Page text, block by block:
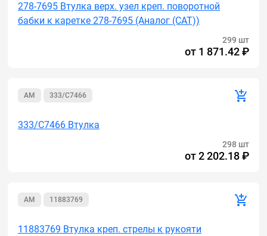
278-7695 Втулка верх. узел креп. поворотной
бабки к каретке 278-7695 (Аналог (САТ))
299 шт
от 1 871.42 ₽
AM 333/C7466
333/C7466 Втулка
298 шт
от2 202.18 ₽
AM 11883769
11883769 Втулка креп. стрелы к рукояти